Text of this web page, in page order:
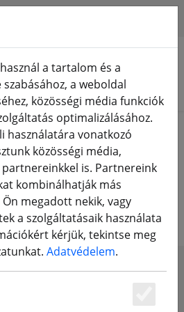
Keretek
- versenyzés,
FILTERS
a tartalom és a
a weboldal
közösségi média funkciók
optimalizálásához.
használatára vonatkozó
közösségi média,
is. Partnereink
kombinálhatják más
megadott nekik, vagy
a szolgáltatásaik használata
kérjük, tekintse meg
Adatvédelem.